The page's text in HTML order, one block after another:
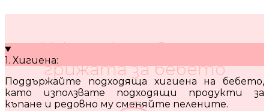
10 кратки съвета за
грижата за бебето
1. Хигиена:
Поддържайте подходяща хигиена на бебето,
като използвате подходящи продукти за
къпане и редовно му сменяйте пелените.